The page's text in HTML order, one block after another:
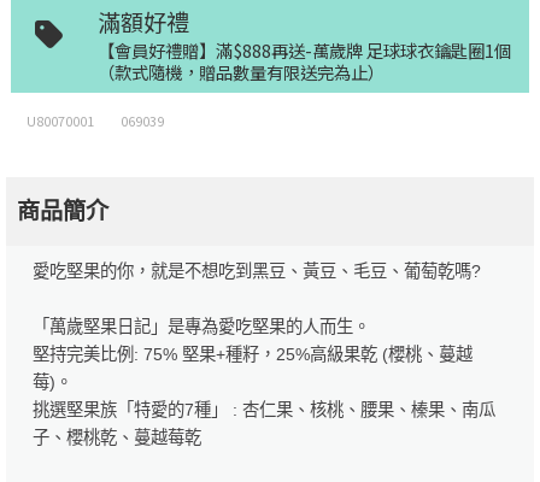
滿額好禮
【會員好禮贈】滿$888再送-萬歲牌 足球球衣鑰匙圈1個
（款式隨機，贈品數量有限送完為止）
U80070001 069039
商品簡介
愛吃堅果的你，就是不想吃到黑豆、黃豆、毛豆、葡萄乾嗎?
「萬歲堅果日記」是專為愛吃堅果的人而生。
堅持完美比例: 75% 堅果+種籽，25%高級果乾 (櫻桃、蔓越
莓)。
挑選堅果族「特愛的7種」 : 杏仁果、核桃、腰果、榛果、南瓜
子、櫻桃乾、蔓越莓乾